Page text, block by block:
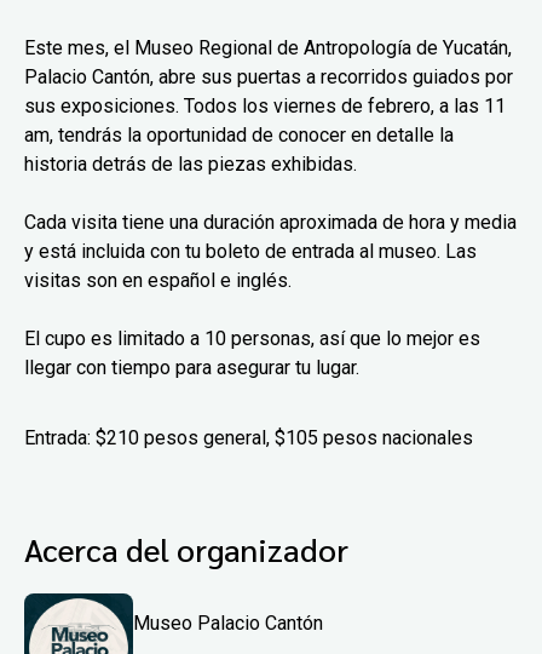
Este mes, el Museo Regional de Antropología de Yucatán,
Palacio Cantón, abre sus puertas a recorridos guiados por
sus exposiciones. Todos los viernes de febrero, a las 11
am, tendrás la oportunidad de conocer en detalle la
historia detrás de las piezas exhibidas.
Cada visita tiene una duración aproximada de hora y media
y está incluida con tu boleto de entrada al museo. Las
visitas son en español e inglés.
El cupo es limitado a 10 personas, así que lo mejor es
llegar con tiempo para asegurar tu lugar.
Entrada: $210 pesos general, $105 pesos nacionales
Acerca del organizador
Museo Palacio Cantón